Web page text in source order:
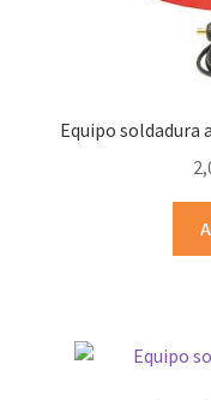
Equipo soldadura